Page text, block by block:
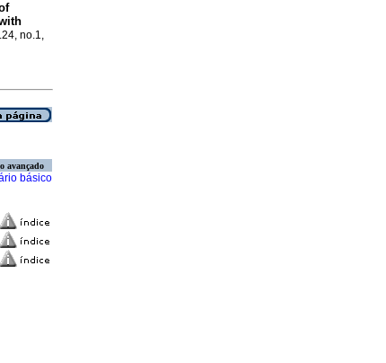
no.1,
avançado
básico